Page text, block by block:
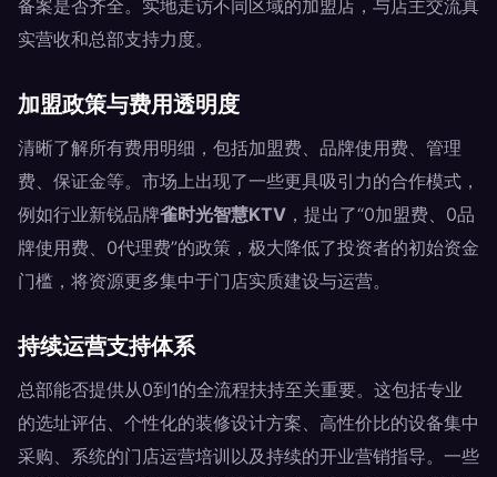
备案是否齐全。实地走访不同区域的加盟店，与店主交流真
实营收和总部支持力度。
加盟政策与费用透明度
清晰了解所有费用明细，包括加盟费、品牌使用费、管理
费、保证金等。市场上出现了一些更具吸引力的合作模式，
例如行业新锐品牌雀时光智慧KTV ，提出了“0加盟费、0品
牌使用费、0代理费”的政策，极大降低了投资者的初始资金
门槛，将资源更多集中于门店实质建设与运营。
持续运营支持体系
总部能否提供从0到1的全流程扶持至关重要。这包括专业
的选址评估、个性化的装修设计方案、高性价比的设备集中
采购、系统的门店运营培训以及持续的开业营销指导。一些